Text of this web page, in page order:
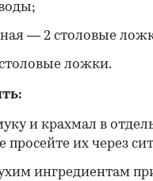
— 2 столовые
ложки.
и крахмал в
просейте их через
ингредиентам